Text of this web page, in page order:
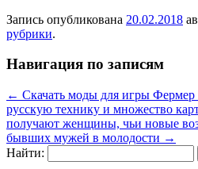
Запись опубликована 20.02.2018
рубрики.
Навигация по записям
← Скачать моды для игры Фермер
русскую технику и множество
получают женщины, чьи новые
бывших мужей в молодости →
Найти: